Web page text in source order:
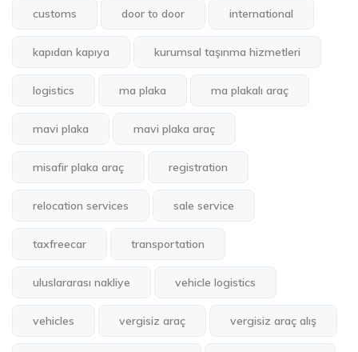
customs door to door international
kapıdan kapıya kurumsal taşınma hizmetleri
logistics ma plaka ma plakalı araç
mavi plaka mavi plaka araç
misafir plaka araç registration
relocation services sale service
taxfreecar transportation
uluslararası nakliye vehicle logistics
vehicles vergisiz araç vergisiz araç alış